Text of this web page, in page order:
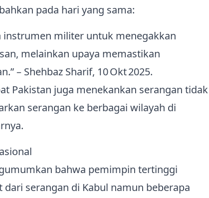
pada hari yang sama:
instrumen militer untuk menegakkan
melainkan upaya memastikan
– Shehbaz Sharif, 10 Okt 2025.
Pakistan juga menekankan serangan tidak
serangan ke berbagai wilayah di
bahwa pemimpin tertinggi
serangan di Kabul namun beberapa